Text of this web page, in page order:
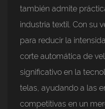
también admite
industria textil. Con su
para reducir la
corte automática de
significativo en la
telas, ayudando a las
competitivas en un